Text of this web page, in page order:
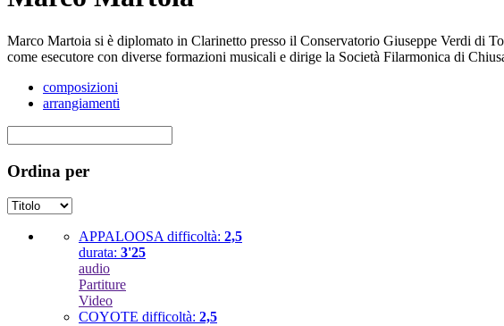
Marco Martoia si è diplomato in Clarinetto presso il Conservatorio Giuseppe Verdi di
come esecutore con diverse formazioni musicali e dirige la Società Filarmonica di
composizioni
arrangiamenti
Ordina per
APPALOOSA difficoltà: 2,5
durata: 3'25
audio
Partiture
Video
COYOTE difficoltà: 2,5